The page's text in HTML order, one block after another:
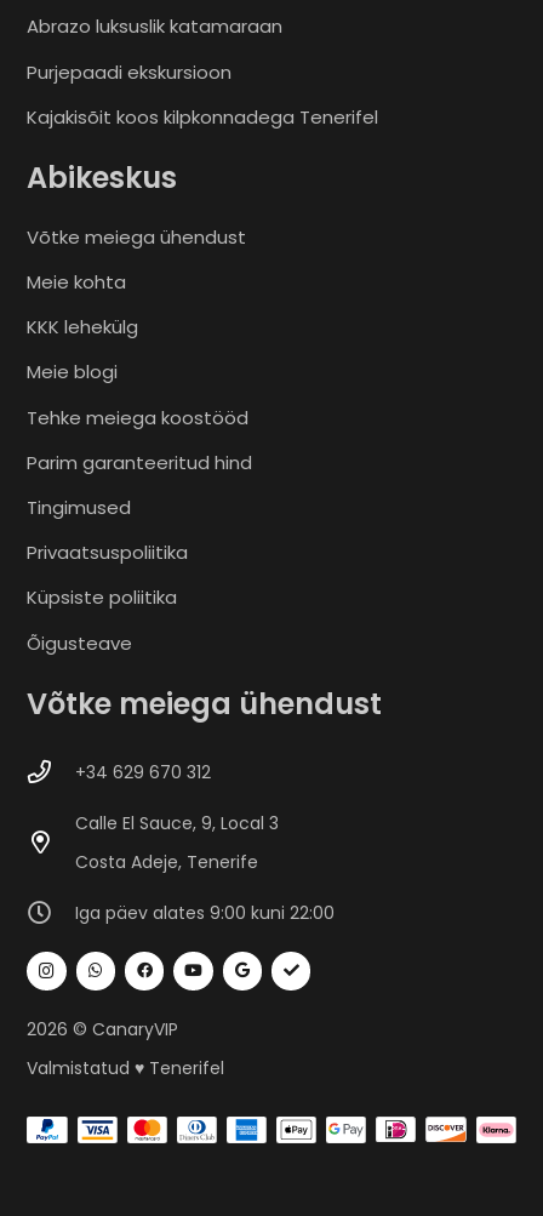
Abrazo luksuslik katamaraan
Purjepaadi ekskursioon
Kajakisõit koos kilpkonnadega Tenerifel
Abikeskus
Võtke meiega ühendust
Meie kohta
KKK lehekülg
Meie blogi
Tehke meiega koostööd
Parim garanteeritud hind
Tingimused
Privaatsuspoliitika
Küpsiste poliitika
Õigusteave
Võtke meiega ühendust
+34 629 670 312
Calle El Sauce, 9, Local 3
Costa Adeje, Tenerife
Iga päev alates 9:00 kuni 22:00
2026 © CanaryVIP
Valmistatud ♥ Tenerifel